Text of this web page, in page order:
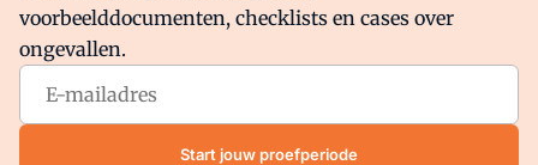
Arbo is onderdeel van VMN media. Lees inons manifestwaar
VMN media voor staat. Op gebruik van deze site zijn de
volgende regelingen van toepassing:Algemene Voorwaarden
Privacy en Cookie beleid|Privacy instellingen
voorbeelddocumenten, checklists en cases over
ongevallen.
Start jouw proefperiode